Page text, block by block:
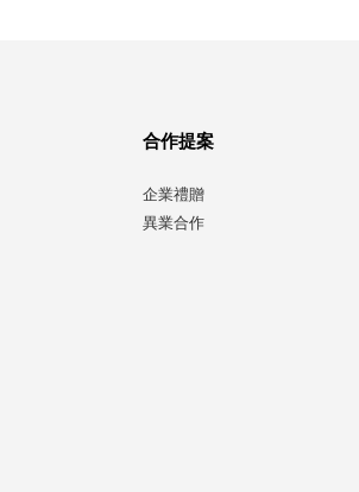
合作提案
企業禮贈
異業合作